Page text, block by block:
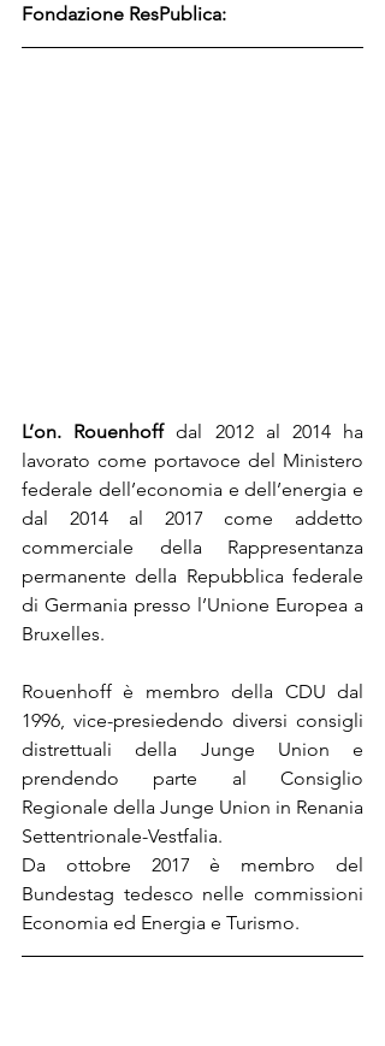
Fondazione ResPublica:
L’on. Rouenhoff dal 2012 al 2014 ha
lavorato come portavoce del Ministero
federale dell’economia e dell’energia e
dal 2014 al 2017 come addetto
commerciale della Rappresentanza
permanente della Repubblica federale
di Germania presso l’Unione Europea a
Bruxelles.
Rouenhoff è membro della CDU dal
1996, vice-presiedendo diversi consigli
distrettuali della Junge Union e
prendendo parte al Consiglio
Regionale della Junge Union in Renania
Settentrionale-Vestfalia.
Da ottobre 2017 è membro del
Bundestag tedesco nelle commissioni
Economia ed Energia e Turismo.